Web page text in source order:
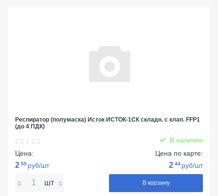
Респиратор (полумаска) Исток ИСТОК-1СК складн. с клап. FFP1
(до 4 ПДК)
В наличии
Цена:
2 55 руб/шт
Цена по карте:
2 44 руб/шт
шт В корзину